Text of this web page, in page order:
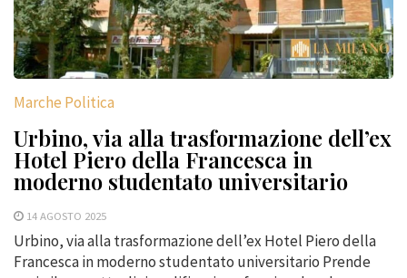
Marche Politica
Urbino, via alla trasformazione dell’ex
Hotel Piero della Francesca in
moderno studentato universitario
14 AGOSTO 2025
Urbino, via alla trasformazione dell’ex Hotel Piero della
Francesca in moderno studentato universitario Prende